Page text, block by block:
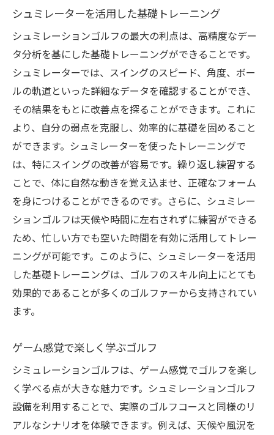
シュミレーターを活用した基礎トレーニング
シュミレーションゴルフの最大の利点は、高精度なデー
タ分析を基にした基礎トレーニングができることです。
シュミレーターでは、スイングのスピード、角度、ボー
ルの軌道といった詳細なデータを確認することができ、
その結果をもとに改善点を探ることができます。これに
より、自分の弱点を克服し、効率的に基礎を固めること
ができます。シュミレーターを使ったトレーニングで
は、特にスイングの改善が容易です。繰り返し練習する
ことで、体に自然な動きを覚え込ませ、正確なフォーム
を身につけることができるのです。さらに、シュミレー
ションゴルフは天候や時間に左右されずに練習ができる
ため、忙しい方でも空いた時間を有効に活用してトレー
ニングが可能です。このように、シュミレーターを活用
した基礎トレーニングは、ゴルフのスキル向上にとても
効果的であることが多くのゴルファーから支持されてい
ます。
ゲーム感覚で楽しく学ぶゴルフ
シミュレーションゴルフは、ゲーム感覚でゴルフを楽し
く学べる点が大きな魅力です。シュミレーションゴルフ
設備を利用することで、実際のゴルフコースと同様のリ
アルなシナリオを体験できます。例えば、天候や風況を